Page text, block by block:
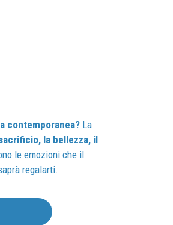
contemporanea? La
la bellezza, il
le emozioni che il
regalarti.